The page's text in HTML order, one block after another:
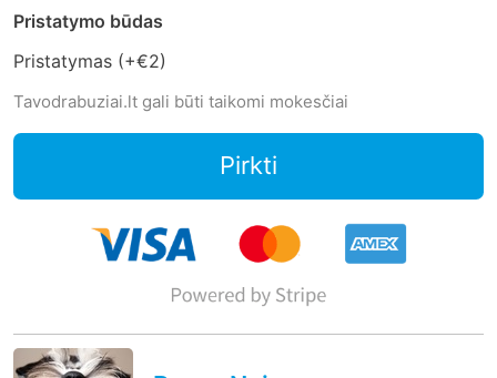
Pristatymo būdas
Pristatymas (+€2)
Tavodrabuziai.lt gali būti taikomi mokesčiai
Pirkti